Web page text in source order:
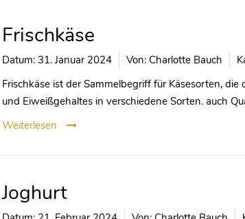
Frischkäse
Datum: 31. Januar 2024 Von:Charlotte Bauch
Frischkäse ist der Sammelbegriff für Käsesorten,
und Eiweißgehaltes in verschiedene Sorten. auch
Weiterlesen
Joghurt